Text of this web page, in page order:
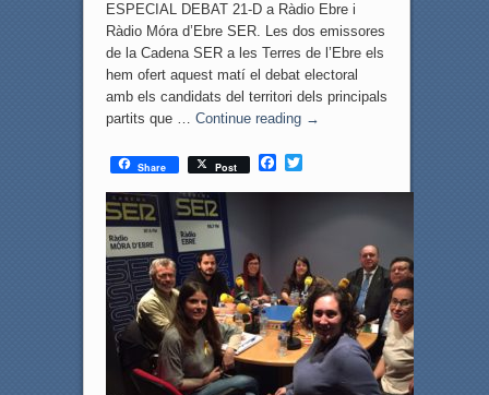
ESPECIAL DEBAT 21-D a Ràdio Ebre i
Ràdio Móra d’Ebre SER. Les dos emissores
de la Cadena SER a les Terres de l’Ebre els
hem ofert aquest matí el debat electoral
amb els candidats del territori dels principals
partits que … Continue reading →
Share Post
F
c
k
T
i
r